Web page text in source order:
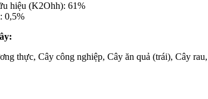
hiệu (K2Ohh): 61%
0,5%
thực, Cây công nghiệp, Cây ăn quả (trái), Cây rau,